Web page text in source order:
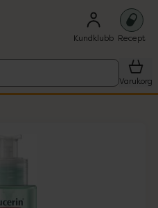
Kundklubb Recept
Varukorg